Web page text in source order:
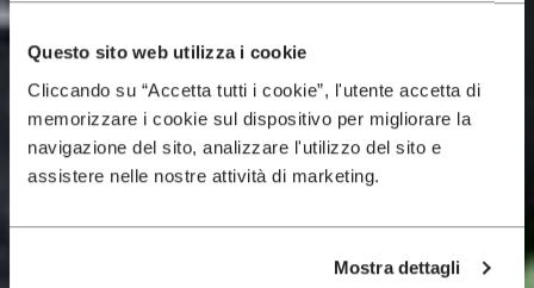
Questo sito web utilizza i cookie
Cliccando su “Accetta tutti i cookie”, l'utente accetta di
memorizzare i cookie sul dispositivo per migliorare la
navigazione del sito, analizzare l'utilizzo del sito e
assistere nelle nostre attività di marketing.
Mostra dettagli